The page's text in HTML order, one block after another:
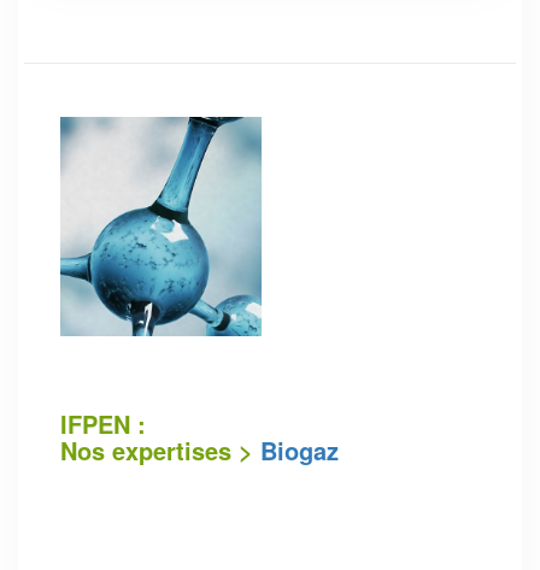
IFPEN :
Nos expertises > Biogaz